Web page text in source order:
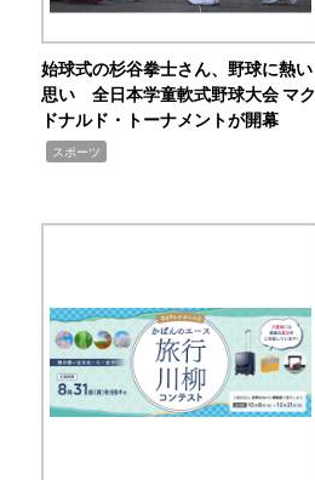
始球式の杉谷拳士さん、野球に熱い
思い 全日本学童軟式野球大会 マク
ドナルド・トーナメントが開幕
スポーツ